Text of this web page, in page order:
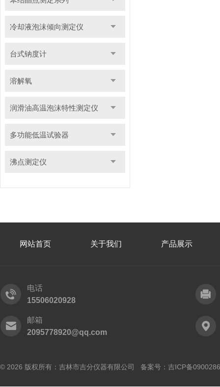
冷却液泡沫倾向测定仪
台式钠度计
溶解氧
润滑油高温泡沫特性测定仪
多功能低温试验器
沸点测定仪
网站首页 关于我们 产品展示
电话
15506020928
邮箱
2095778920@qq.com
© 2026 版权所有：吉林市吉分仪器有限公司 备案号： 吉ICP备